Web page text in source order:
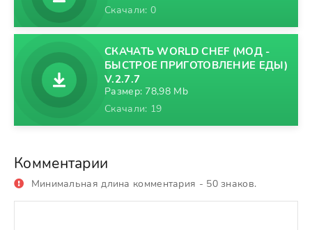
Скачали: 0
СКАЧАТЬ WORLD CHEF (МОД -
БЫСТРОЕ ПРИГОТОВЛЕНИЕ ЕДЫ)
V.2.7.7
Размер: 78,98 Mb
Скачали: 19
Комментарии
Минимальная длина комментария - 50 знаков.